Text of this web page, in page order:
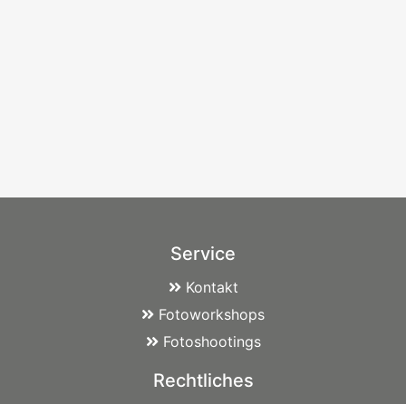
Service
Kontakt
Fotoworkshops
Fotoshootings
Rechtliches